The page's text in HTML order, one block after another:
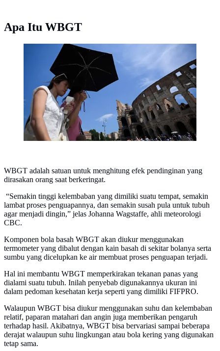
Apa Itu WBGT
Gelombang Panas Ekstrem saat Piala Dunia. (Tiziana
FABI/AFP)
WBGT adalah satuan untuk menghitung efek pendinginan yang
dirasakan orang saat berkeringat.
“Semakin tinggi kelembaban yang dimiliki suatu tempat, semakin
lambat proses penguapannya, dan semakin susah pula untuk tubuh
agar menjadi dingin,” jelas Johanna Wagstaffe, ahli meteorologi
CBC.
Komponen bola basah WBGT akan diukur menggunakan
termometer yang dibalut dengan kain basah di sekitar bolanya serta
sumbu yang dicelupkan ke air membuat proses penguapan terjadi.
Hal ini membantu WBGT memperkirakan tekanan panas yang
dialami suatu tubuh. Inilah penyebab digunakannya ukuran ini
dalam pedoman kesehatan kerja seperti yang dimiliki FIFPRO.
Walaupun WBGT bisa diukur menggunakan suhu dan kelembaban
relatif, paparan matahari dan angin juga memberikan pengaruh
terhadap hasil. Akibatnya, WBGT bisa bervariasi sampai beberapa
derajat walaupun suhu lingkungan atau bola kering yang digunakan
tetap sama.